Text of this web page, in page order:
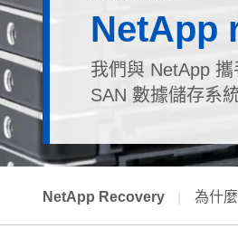
NetApp
我們與 NetApp
SAN 數據儲存系
NetApp Recovery 為什